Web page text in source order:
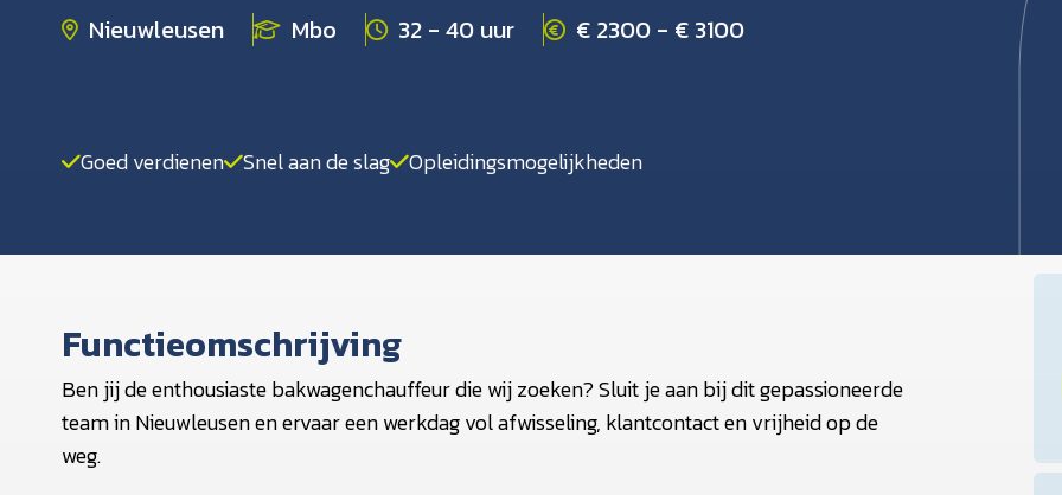
Nieuwleusen Mbo 32 - 40 uur € 2300 - € 3100
Goed verdienen Snel aan de slag Opleidingsmogelijkheden
Functieomschrijving
Ben jij de enthousiaste bakwagenchauffeur die wij zoeken? Sluit je aan bij dit gepassioneerde
team in Nieuwleusen en ervaar een werkdag vol afwisseling, klantcontact en vrijheid op de
weg.